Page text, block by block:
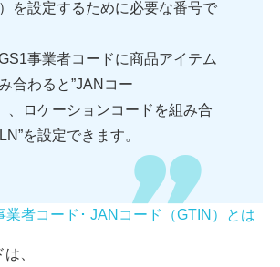
を設定するために必要な番号で
事業者コードに商品アイテム
合わると”JANコー
、ロケーションコードを組み合
を設定できます。
業者コード･ JANコード（GTIN）とは
、